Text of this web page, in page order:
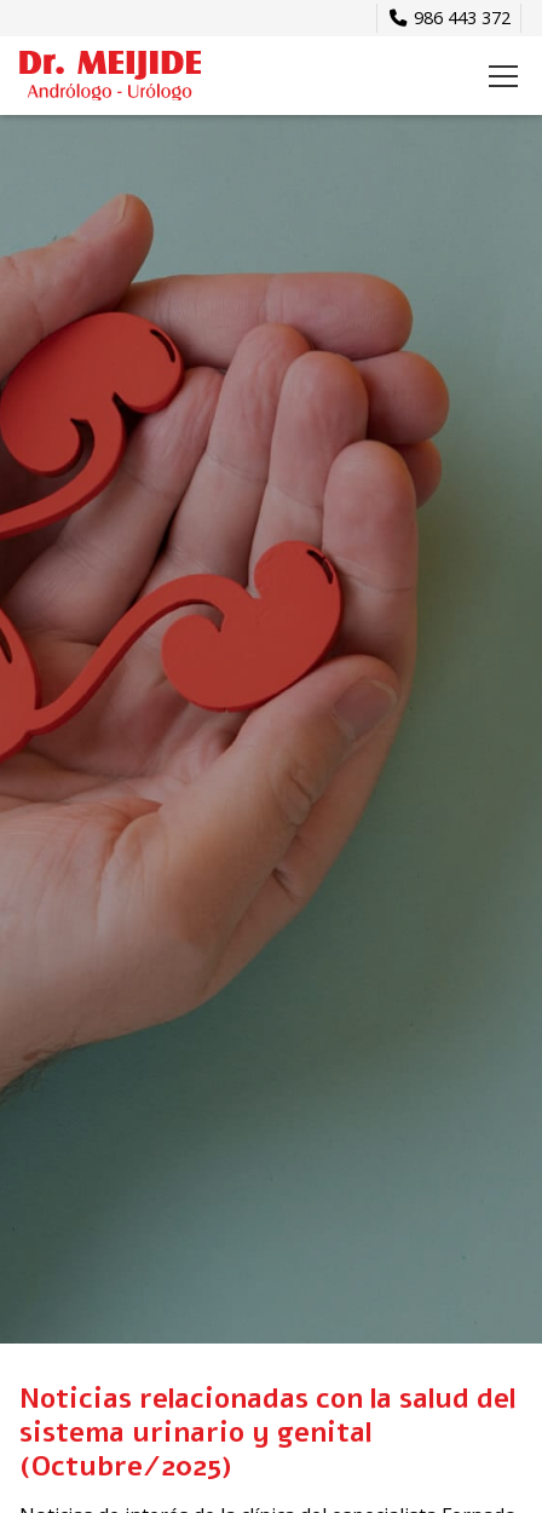
986 443 372
Noticias relacionadas con la salud del
sistema urinario y genital
(Octubre/2025)